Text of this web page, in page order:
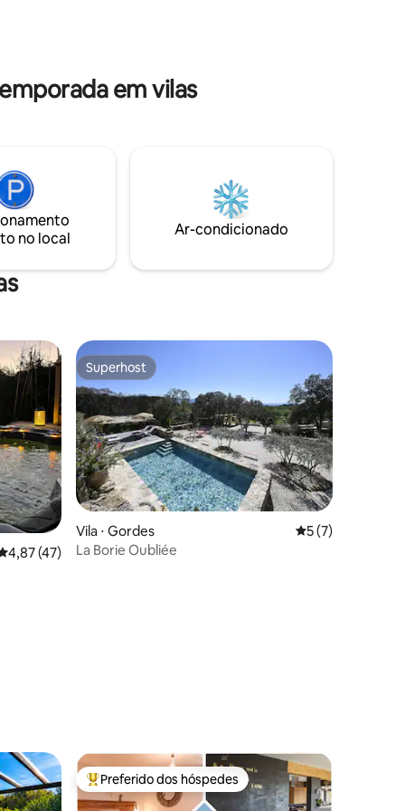
em vilas
no local
Ar-condicionado
de uma avaliação média de 5, 47 avaliações
4,87 (47)
Superhost
Superhost
Vila ⋅ Gordes 5 de uma
5 (7)
La Borie Oubliée
Entre os melhores preferidos dos hóspedes
Preferido dos hóspedes